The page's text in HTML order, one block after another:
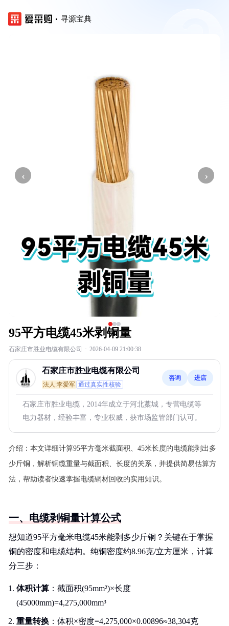
寻源宝典
‹ ›
95平方电缆45米剥铜量
石家庄市胜业电缆有限公司 · 2026-04-09 21:00:38
石家庄市胜业电缆有限公司
法人:李爱军 通过真实性核验
咨询 进店
石家庄市胜业电缆，2014年成立于河北藁城，专营电缆等
电力器材，经验丰富，专业权威，获市场监管部门认可。
介绍： 本文详细计算95平方毫米截面积、45米长度的电缆能剥出多
少斤铜，解析铜缆重量与截面积、长度的关系，并提供简易估算方
法，帮助读者快速掌握电缆铜材回收的实用知识。
一、电缆剥铜量计算公式
想知道95平方毫米电缆45米能剥多少斤铜？关键在于掌握
铜的密度和电缆结构。纯铜密度约8.96克/立方厘米，计算
分三步：
体积计算 ：截面积(95mm²)×长度
(45000mm)=4,275,000mm³
重量转换 ：体积×密度=4,275,000×0.00896≈38,304克